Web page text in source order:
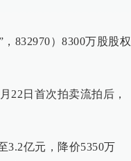
832970）8300万股股权
22日首次拍卖流拍后，
3.2亿元，降价5350万